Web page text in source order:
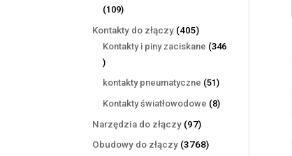
109109
produktów
Kontakty do złączy 405405
produktów
Kontakty i piny zaciskane 346
346
produktów
kontakty pneumatyczne 5151
produktów
Kontakty światłowodowe 88
Narzędzia do złączy 9797
produktów
Obudowy do złączy 37683768